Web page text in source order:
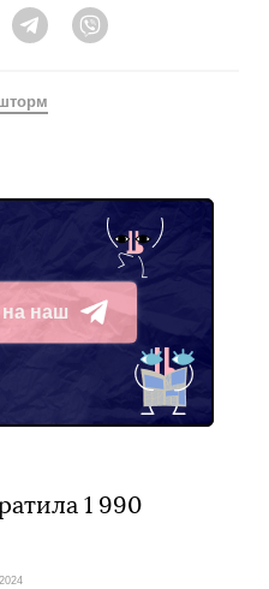
Telegram
наш
1 990